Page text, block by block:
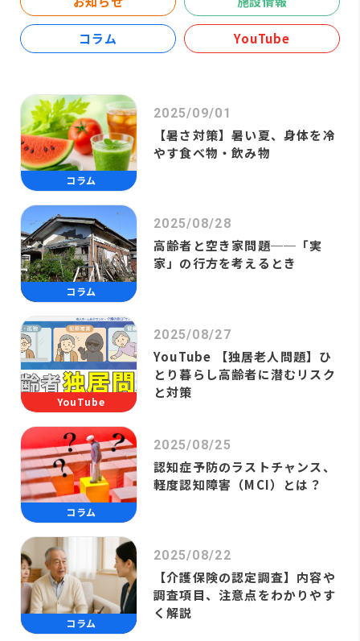
コラム YouTube
コラム
2025/09/01
【暑さ対策】暑い夏、身体を冷
やす食べ物・飲み物
コラム
2025/08/28
高齢者と空き家問題──「実
家」の行方を考えるとき
YouTube
2025/08/27
YouTube 【独居老人問題】ひ
とり暮らし高齢者に潜むリスク
と対策
コラム
2025/08/25
認知症予防のラストチャンス、
軽度認知障害（MCI）とは？
コラム
2025/08/22
【介護保険の認定調査】内容や
調査項目、注意点をわかりやす
く解説